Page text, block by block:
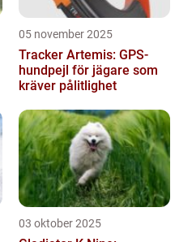
05 november 2025
Tracker Artemis: GPS-
hundpejl för jägare som
kräver pålitlighet
03 oktober 2025